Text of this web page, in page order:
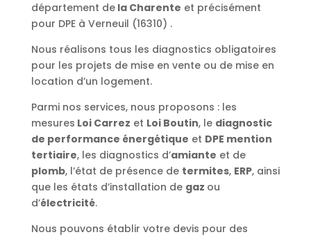
département dela Charente et précisément
pour DPE à Verneuil (16310) .
Nous réalisons tous les diagnostics obligatoires
pour les projets de mise en vente ou de mise en
location d’un logement.
Parmi nos services, nous proposons : les
mesures Loi Carrez et Loi Boutin, le diagnostic
de performance énergétique et DPE mention
tertiaire, les diagnostics d’amiante et de
plomb, l’état de présence de termites, ERP, ainsi
que les états d’installation de gaz ou
d’électricité.
Nous pouvons établir votre devis pour des